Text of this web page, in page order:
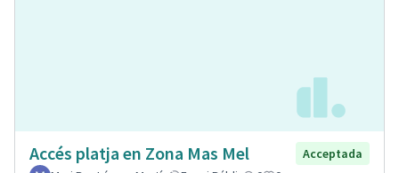
Accés platja en Zona Mas Mel
Acceptada